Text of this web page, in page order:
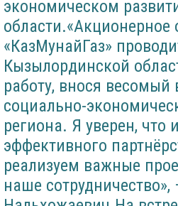
экономическом
области.«Акционерное
«КазМунайГаз»
Кызылординской
работу, внося весомый
социально-
региона. Я уверен, что
эффективного
реализуем важные
наше